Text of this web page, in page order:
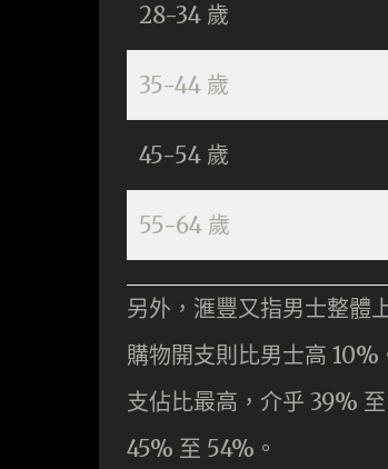
28-34 歲
35-44 歲
45-54 歲
55-64 歲
另外，滙豐又指男士整體
購物開支則比男士高
支佔比最高，介乎 39%
45% 至 54%。